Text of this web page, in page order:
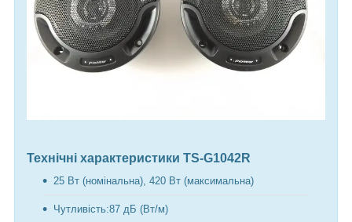
Технічні характеристики TS-G1042R
25 Вт (номінальна), 420 Вт (максимальна)
Чутливість:87 дБ (Вт/м)